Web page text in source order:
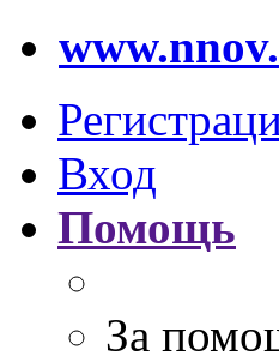
Вход
Помощь
За